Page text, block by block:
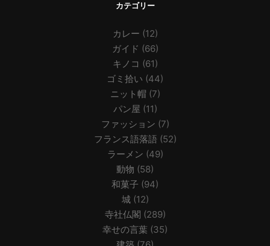
カテゴリー
カレー (12)
ガイド (66)
キノコ (61)
ゴミ拾い (44)
ニット帽 (7)
パン屋 (11)
ファッション (7)
フランス語落語 (52)
ラーメン (49)
動物 (58)
和菓子 (94)
城(12)
寺社仏閣 (289)
幸せの言葉 (35)